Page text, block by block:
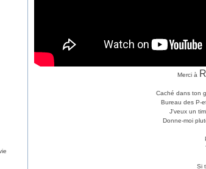
Merci à
Caché dans ton
Bureau des P-
J'veux un
Donne-moi
Si